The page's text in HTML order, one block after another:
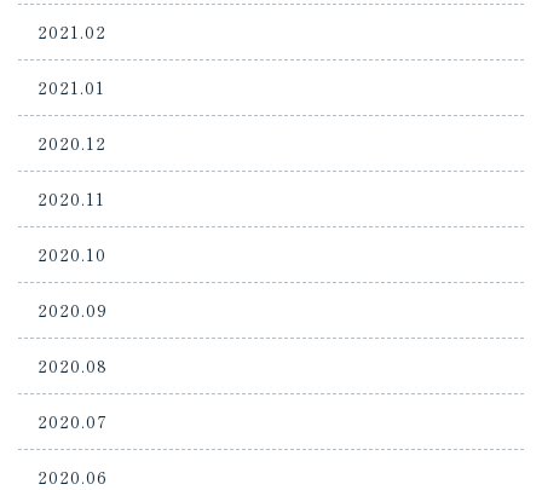
2021.02
2021.01
2020.12
2020.11
2020.10
2020.09
2020.08
2020.07
2020.06